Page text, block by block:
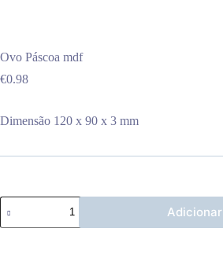
Ovo Páscoa mdf
€0.98
Dimensão 120 x 90 x 3 mm
Quantidade
de
Ovo
Adicionar